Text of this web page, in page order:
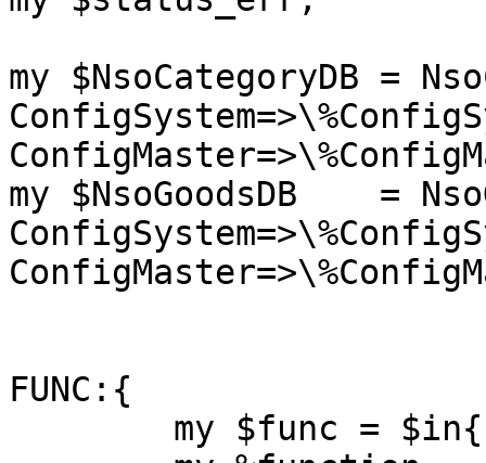
my $NsoCategoryDB =
my $NsoGoodsDB    =
FUNC:{